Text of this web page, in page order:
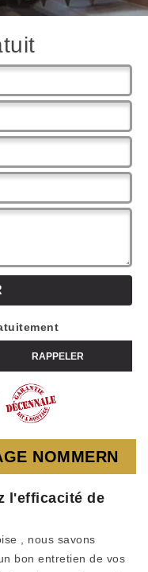
NOMMERN
l'efficacité de
, nous savons
bon entretien de vos